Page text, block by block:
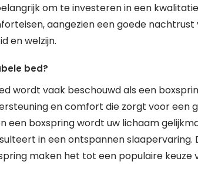
om te investeren in een
aangezien een goede
en welzijn.
bed?
wordt vaak beschouwd als een
en comfort die zorgt voor een
een boxspring wordt uw lichaam
in een ontspannen slaapervaring.
maken het tot een populaire keuze